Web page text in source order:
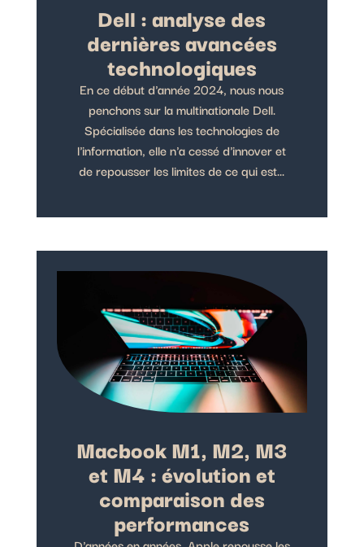
Dell : analyse des
dernières avancées
technologiques
En ce début d'année 2024, nous nous
penchons sur la multinationale Dell.
Spécialisée dans les technologies de
l'information, elle n'a cessé d'innover et
de repousser les limites de ce qui est...
Macbook M1, M2, M3
et M4 : évolution et
comparaison des
performances